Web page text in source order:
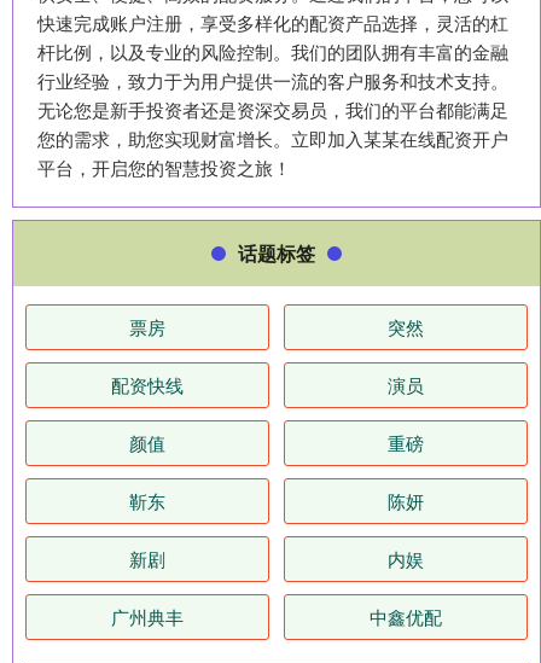
快速完成账户注册，享受多样化的配资产品选择，灵活的杠
杆比例，以及专业的风险控制。我们的团队拥有丰富的金融
行业经验，致力于为用户提供一流的客户服务和技术支持。
无论您是新手投资者还是资深交易员，我们的平台都能满足
您的需求，助您实现财富增长。立即加入某某在线配资开户
平台，开启您的智慧投资之旅！
话题标签
票房 突然
配资快线 演员
颜值 重磅
靳东 陈妍
新剧 内娱
广州典丰 中鑫优配